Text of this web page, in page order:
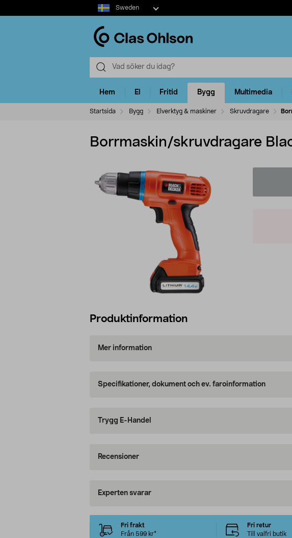
Select
market
Sweden
Hem El Fritid Bygg Multimedia
Startsida Bygg Elverktyg & maskiner Skruvdragare
Borrmaskin/skruvdragare
Produktinformation
Mer information
Specifikationer, dokument och ev. faroinformation
Trygg E-Handel
Recensioner
Experten svarar
Fri frakt
Från 599 kr*
Fri retur
Till valfri butik